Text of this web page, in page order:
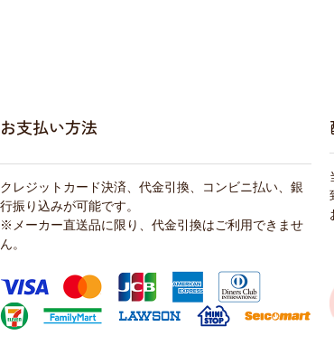
お支払い方法
クレジットカード決済、代金引換、コンビニ払い、銀
行振り込みが可能です。
※メーカー直送品に限り、代金引換はご利用できませ
ん。